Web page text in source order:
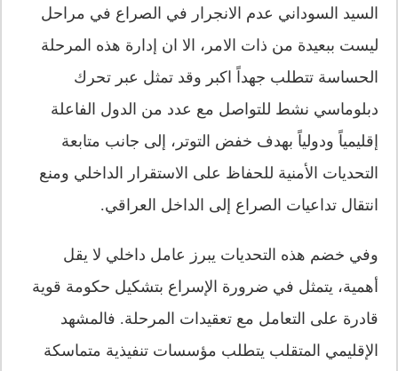
السيد السوداني عدم الانجرار في الصراع في مراحل
ليست ببعيدة من ذات الامر، الا ان إدارة هذه المرحلة
الحساسة تتطلب جهداً اكبر وقد تمثل عبر تحرك
دبلوماسي نشط للتواصل مع عدد من الدول الفاعلة
إقليمياً ودولياً بهدف خفض التوتر، إلى جانب متابعة
التحديات الأمنية للحفاظ على الاستقرار الداخلي ومنع
انتقال تداعيات الصراع إلى الداخل العراقي.
وفي خضم هذه التحديات يبرز عامل داخلي لا يقل
أهمية، يتمثل في ضرورة الإسراع بتشكيل حكومة قوية
قادرة على التعامل مع تعقيدات المرحلة. فالمشهد
الإقليمي المتقلب يتطلب مؤسسات تنفيذية متماسكة